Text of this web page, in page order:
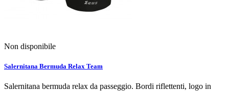
Non disponibile
Salernitana Bermuda Relax Team
Salernitana bermuda relax da passeggio. Bordi riflettenti, logo in